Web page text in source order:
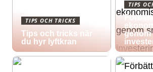
TIPS OCH TRICKS
Tips och tricks när
du hyr lyftkran
TIPS
genom